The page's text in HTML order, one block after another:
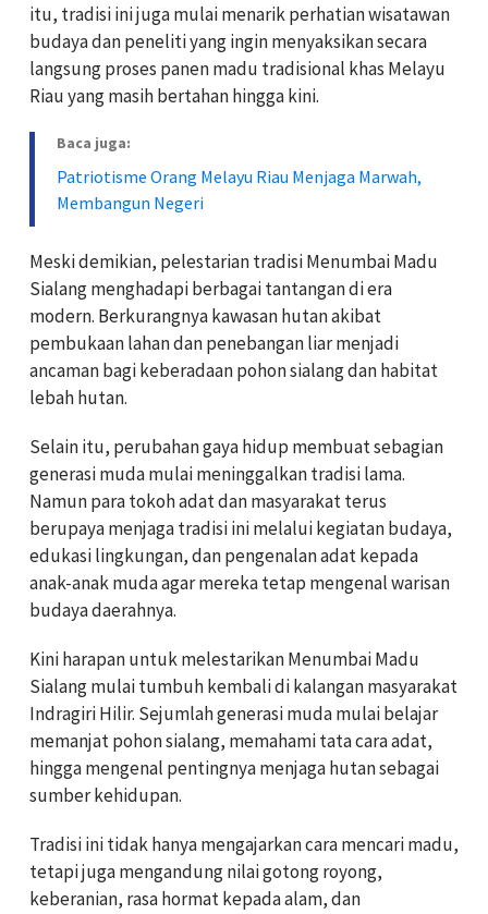
itu, tradisi ini juga mulai menarik perhatian wisatawan
budaya dan peneliti yang ingin menyaksikan secara
langsung proses panen madu tradisional khas Melayu
Riau yang masih bertahan hingga kini.
Baca juga:
Patriotisme Orang Melayu Riau Menjaga Marwah,
Membangun Negeri
Meski demikian, pelestarian tradisi Menumbai Madu
Sialang menghadapi berbagai tantangan di era
modern. Berkurangnya kawasan hutan akibat
pembukaan lahan dan penebangan liar menjadi
ancaman bagi keberadaan pohon sialang dan habitat
lebah hutan.
Selain itu, perubahan gaya hidup membuat sebagian
generasi muda mulai meninggalkan tradisi lama.
Namun para tokoh adat dan masyarakat terus
berupaya menjaga tradisi ini melalui kegiatan budaya,
edukasi lingkungan, dan pengenalan adat kepada
anak-anak muda agar mereka tetap mengenal warisan
budaya daerahnya.
Kini harapan untuk melestarikan Menumbai Madu
Sialang mulai tumbuh kembali di kalangan masyarakat
Indragiri Hilir. Sejumlah generasi muda mulai belajar
memanjat pohon sialang, memahami tata cara adat,
hingga mengenal pentingnya menjaga hutan sebagai
sumber kehidupan.
Tradisi ini tidak hanya mengajarkan cara mencari madu,
tetapi juga mengandung nilai gotong royong,
keberanian, rasa hormat kepada alam, dan